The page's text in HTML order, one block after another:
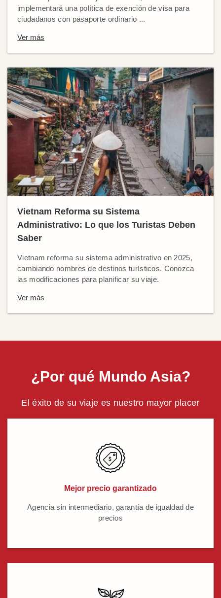
implementará una política de exención de visa para
ciudadanos con pasaporte ordinario ...
Ver más
Vietnam Reforma su Sistema
Administrativo: Lo que los Turistas Deben
Saber
Vietnam reforma su sistema administrativo en 2025,
cambiando nombres de destinos turísticos. Conozca
las modificaciones para planificar su viaje.
Ver más
¿Por qué Mundo Asia?
El éxito de su viaje es nuestro mayor placer
Mejor precio garantizado
Agencia sin intermediario, garantía de igualdad de
precios